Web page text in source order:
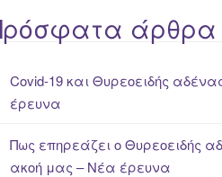
άρθρα
Covid-19 και Θυρεοειδής
έρευνα
Πως επηρεάζει ο Θυρεοειδής
ακοή μας – Νέα έρευνα